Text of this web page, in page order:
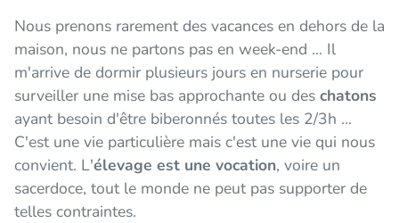
Nous prenons rarement des vacances en dehors de la
maison, nous ne partons pas en week-end ... Il
m'arrive de dormir plusieurs jours en nurserie pour
surveiller une mise bas approchante ou des chatons
ayant besoin d'être biberonnés toutes les 2/3h ...
C'est une vie particulière mais c'est une vie qui nous
convient. L'élevage est une vocation, voire un
sacerdoce, tout le monde ne peut pas supporter de
telles contraintes.